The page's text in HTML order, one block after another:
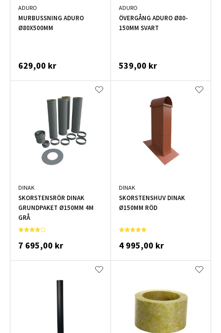
ADURO
MURBUSSNING ADURO
Ø80X500MM
629,00 kr
ADURO
ÖVERGÅNG ADURO Ø80-
150MM SVART
539,00 kr
DINAK
SKORSTENSRÖR DINAK
GRUNDPAKET Ø150MM 4M
GRÅ
7 695,00 kr
DINAK
SKORSTENSHUV DINAK
Ø150MM RÖD
4 995,00 kr